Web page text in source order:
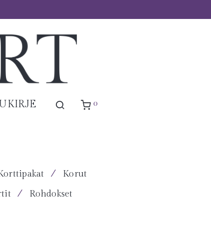
0
⁄ Korut
⁄ Rohdokset